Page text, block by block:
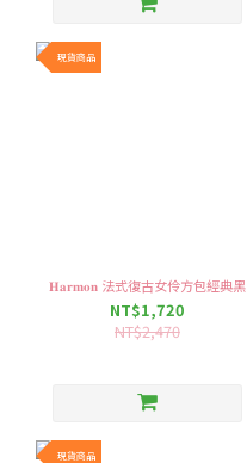
現貨商品
𝐇𝐚𝐫𝐦𝐨𝐧 法式復古女伶方包經典黑
NT$1,720
NT$2,470
現貨商品